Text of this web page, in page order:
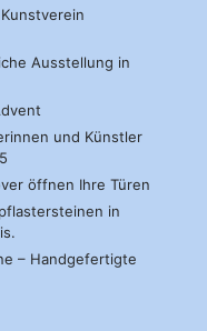
Ausstellung in
und Künstler
öffnen Ihre Türen
in
– Handgefertigte